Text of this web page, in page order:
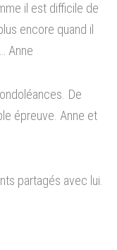
il est difficile de
encore quand il
Anne
De
épreuve. Anne et
partagés avec lui.